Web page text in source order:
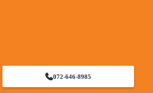
072-646-8985